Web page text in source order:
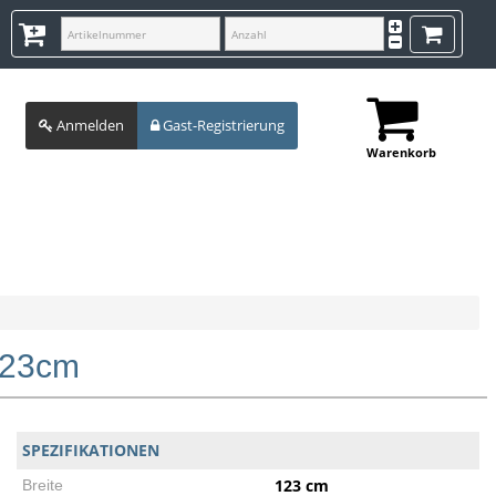
Anmelden Gast-Registrierung
Warenkorb
SPEZIFIKATIONEN
Breite 123 cm